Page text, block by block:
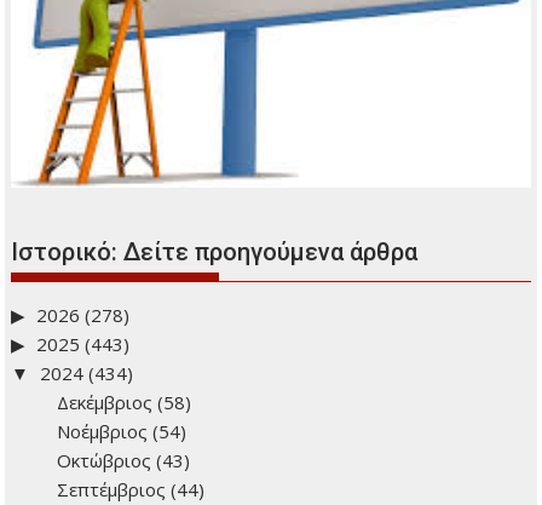
Ιστορικό: Δείτε προηγούμενα άρθρα
2026 (278)
2025 (443)
2024 (434)
Δεκέμβριος (58)
Νοέμβριος (54)
Οκτώβριος (43)
Σεπτέμβριος (44)